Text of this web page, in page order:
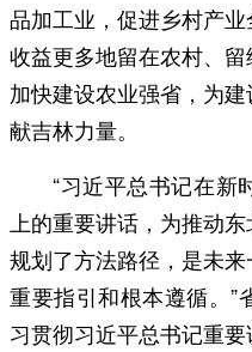
品加工业，促进乡村产
收益更多地留在农村、
加快建设农业强省，为
献吉林力量。
“习近平总书记在新
上的重要讲话，为推动
规划了方法路径，是未
重要指引和根本遵循。”
习贯彻习近平总书记重